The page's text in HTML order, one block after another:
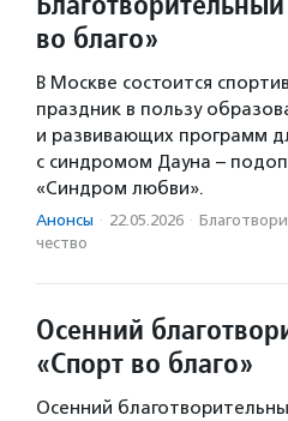
во благо»
В Москве состоится
праздник в пользу
и развивающих программ
с синдромом Дауна –
«Синдром любви».
Анонсы · 22.05.2026 ·
чест­во
Осенний
«Спорт во благо»
Осенний